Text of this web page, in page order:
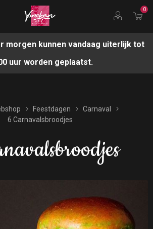
0
morgen kunnen vandaag uiterlijk tot
uur worden geplaatst.
Feestdagen
Carnaval
6 Carnavalsbroodjes